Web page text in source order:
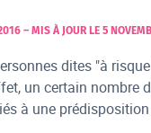
– MIS À JOUR LE 5
dites "à
un certain nombre
à une